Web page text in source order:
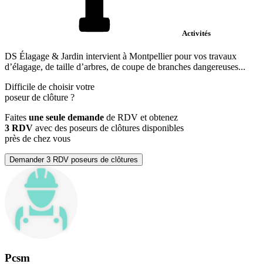
Activités
DS Élagage & Jardin intervient à Montpellier pour vos travaux
d’élagage, de taille d’arbres, de coupe de branches dangereuses...
Difficile de choisir votre
poseur de clôture ?
Faites une seule demande de RDV et obtenez
3 RDV avec des poseurs de clôtures disponibles
près de chez vous
Demander 3 RDV poseurs de clôtures
Pcsm